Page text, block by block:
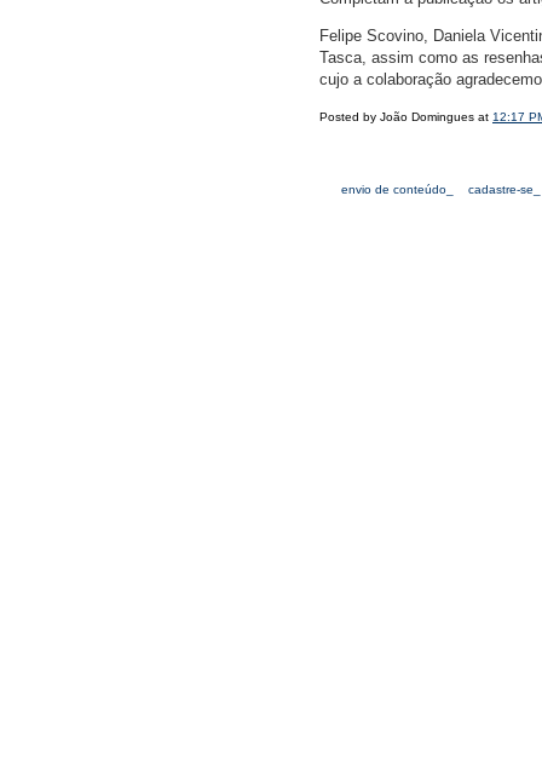
Felipe Scovino, Daniela
Tasca, assim como as
cujo a colaboração
Posted by João Domingues at 12:17
envio de conteúdo_ cadastre-se_